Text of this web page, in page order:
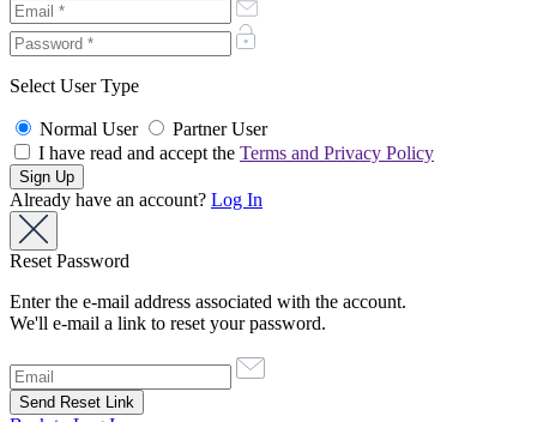
Select User Type
Normal User
Partner User
I have read and accept the Terms and Privacy Policy
Already have an account? Log In
Reset Password
Enter the e-mail address associated with the account.
We'll e-mail a link to reset your password.